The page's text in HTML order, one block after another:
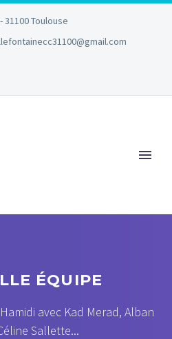
31100 Toulouse
ÉQUIPE
avec‎ ‎Kad Merad‎, ‎Alban
Sallette...